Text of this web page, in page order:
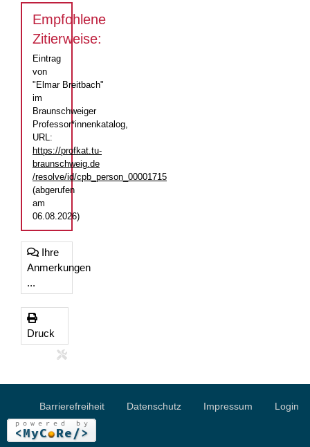
Empfohlene
Zitierweise:
Eintrag
von
"Elmar Breitbach"
im
Braunschweiger
Professor*innenkatalog,
URL:
https://profkat.tu-
braunschweig.de
/resolve/id/cpb_person_00001715
(abgerufen
am
06.08.2026)
Ihre
Anmerkungen
...
Druck
Barrierefreiheit Datenschutz Impressum Login